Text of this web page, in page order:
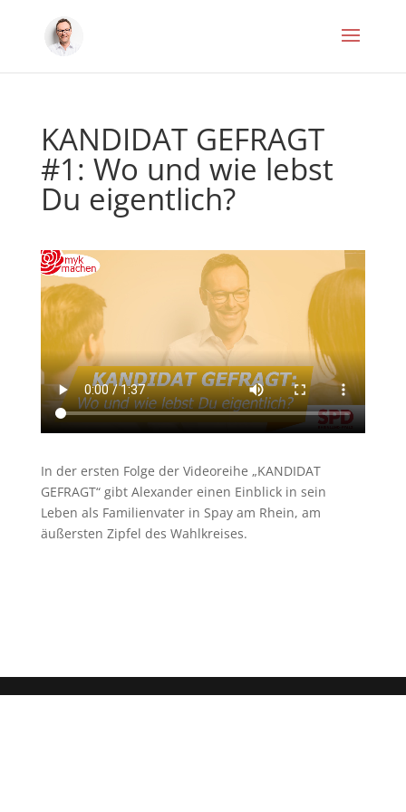
KANDIDAT GEFRAGT
#1: Wo und wie lebst
Du eigentlich?
In der ersten Folge der Videoreihe „KANDIDAT
GEFRAGT“ gibt Alexander einen Einblick in sein
Leben als Familienvater in Spay am Rhein, am
äußersten Zipfel des Wahlkreises.